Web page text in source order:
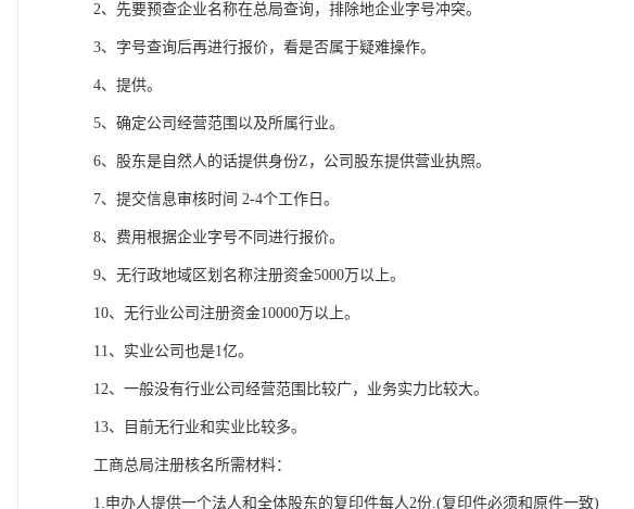
2、先要预查企业名称在总局查询，排除地企业字号冲突。
3、字号查询后再进行报价，看是否属于疑难操作。
4、提供。
5、确定公司经营范围以及所属行业。
6、股东是自然人的话提供身份Z，公司股东提供营业执照。
7、提交信息审核时间 2-4个工作日。
8、费用根据企业字号不同进行报价。
9、无行政地域区划名称注册资金5000万以上。
10、无行业公司注册资金10000万以上。
11、实业公司也是1亿。
12、一般没有行业公司经营范围比较广，业务实力比较大。
13、目前无行业和实业比较多。
工商总局注册核名所需材料：
1.申办人提供一个法人和全体股东的复印件每人2份.(复印件必须和原件一致)